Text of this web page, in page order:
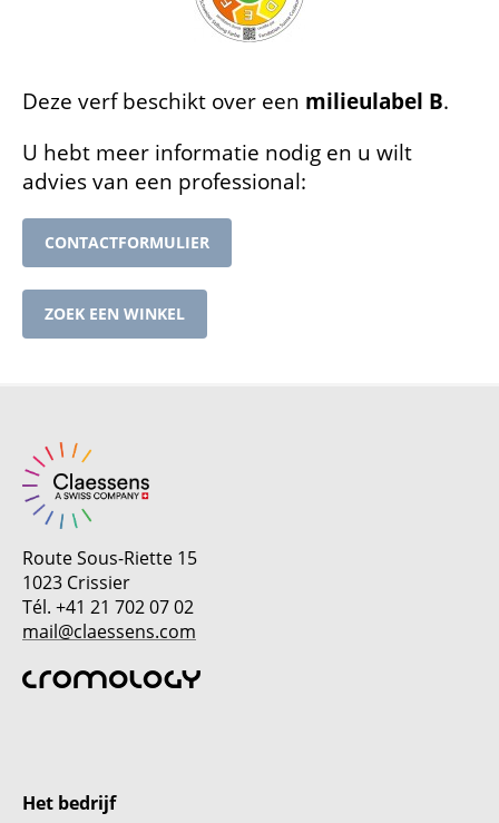
Deze verf beschikt over een milieulabel B.
U hebt meer informatie nodig en u wilt
advies van een professional:
CONTACTFORMULIER
ZOEK EEN WINKEL
Route Sous-Riette 15
1023 Crissier
Tél. +41 21 702 07 02
mail@claessens.com
Het bedrijf